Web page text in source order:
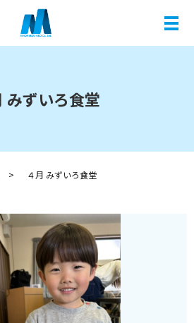
メ
みずいろ食堂
４月 みずいろ食堂